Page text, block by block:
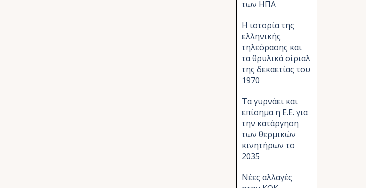
των ΗΠΑ
Η ιστορία της
ελληνικής
τηλεόρασης και
τα θρυλικά σίριαλ
της δεκαετίας του
1970
Τα γυρνάει και
επίσημα η Ε.Ε. για
την κατάργηση
των θερμικών
κινητήρων το
2035
Νέες αλλαγές